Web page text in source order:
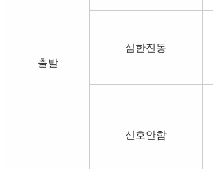
출발
심한진동
신호안함